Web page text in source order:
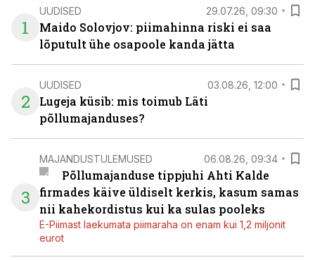
1
UUDISED 29.07.26, 09:30
Maido Solovjov: piimahinna riski ei saa
lõputult ühe osapoole kanda jätta
2
UUDISED 03.08.26, 12:00
Lugeja küsib: mis toimub Läti
põllumajanduses?
3
MAJANDUSTULEMUSED 06.08.26, 09:34
Põllumajanduse tippjuhi Ahti Kalde
firmades käive üldiselt kerkis, kasum samas
nii kahekordistus kui ka sulas pooleks
E-Piimast laekumata piimaraha on enam kui 1,2 miljonit
eurot